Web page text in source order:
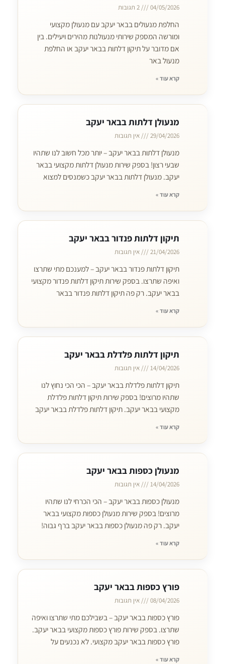
04/05/2026
החלפת מנעולים בבאר יעקב עם מנעולן מקצועי
ומורשה המספק שירותי מנעולנות מהירים ויעילים. בין
אם מדובר על תיקון דלתות בבאר יעקב או החלפת
מנעול באר
קרא עוד »
מנעולן דלתות בבאר יעקב
29/04/2026 אין תגובות
מנעולן דלתות בבאר יעקב – יותר מכל חשוב לנו שתהיו
שבעי רצון! בספק שירות מנעולן דלתות מקצועי בבאר
יעקב. מנעולן דלתות בבאר יעקב כשמנסים למצוא
קרא עוד »
תיקון דלתות פנדור בבאר יעקב
21/04/2026 אין תגובות
תיקון דלתות פנדור בבאר יעקב – למענכם מתי שתרצו
ואיפה שתרצו. בספק שירות תיקון דלתות פנדור מקצועי
בבאר יעקב. רק פה תיקון דלתות פנדור בבאר
קרא עוד »
תיקון דלתות פלדלת בבאר יעקב
14/04/2026 אין תגובות
תיקון דלתות פלדלת בבאר יעקב – הכי הכי נחוץ לנו
שתהיו מרוצים! בספק שירות תיקון דלתות פלדלת
מקצועי בבאר יעקב. תיקון דלתות פלדלת בבאר יעקב
קרא עוד »
מנעולן כספות בבאר יעקב
14/04/2026 אין תגובות
מנעולן כספות בבאר יעקב – הכי הכרחי לנו שתהיו
מרוצים! בספק שירות מנעולן כספות מקצועי בבאר
יעקב. רק פה מנעולן כספות בבאר יעקב ברף גבוה!
קרא עוד »
פורץ כספות בבאר יעקב
08/04/2026 אין תגובות
פורץ כספות בבאר יעקב – בשבילכם מתי שתרצו ואיפה
שתרצו. בספק שירות פורץ כספות מקצועי בבאר יעקב.
פורץ כספות בבאר יעקב מקצועי. לא נכנעים על
קרא עוד »